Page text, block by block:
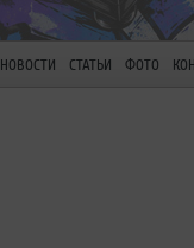
НОВОСТИ СТАТЬИ ФОТО